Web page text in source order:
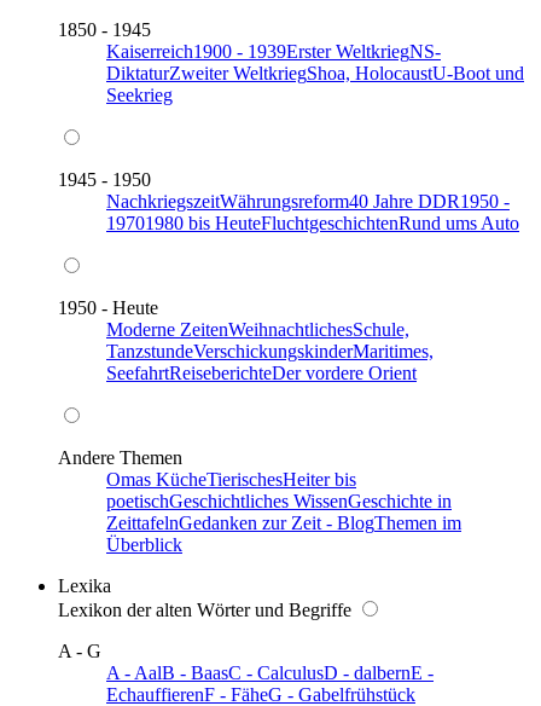
1850 - 1945
Kaiserreich1900 - 1939Erster WeltkriegNS-
DiktaturZweiter WeltkriegShoa, HolocaustU-Boot und
Seekrieg
1945 - 1950
NachkriegszeitWährungsreform40 Jahre DDR1950 -
19701980 bis HeuteFluchtgeschichtenRund ums Auto
1950 - Heute
Moderne ZeitenWeihnachtlichesSchule,
TanzstundeVerschickungskinderMaritimes,
SeefahrtReiseberichteDer vordere Orient
Andere Themen
Omas KücheTierischesHeiter bis
poetischGeschichtliches WissenGeschichte in
ZeittafelnGedanken zur Zeit - BlogThemen im
Überblick
Lexika
Lexikon der alten Wörter und Begriffe
A - G
A - AalB - BaasC - CalculusD - dalbernE -
EchauffierenF - FäheG - Gabelfrühstück